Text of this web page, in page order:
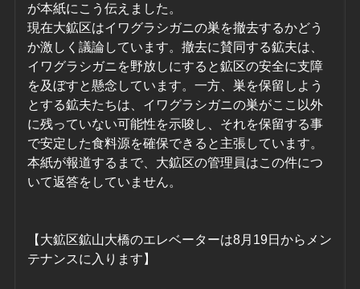
が本紙にこう伝えました。
現在大鉱区はイワグラシガニの巣を撤去するかどう
か激しく議論しています。撤去に賛同する鉱夫は、
イワグラシガニを野放しにすると鉱区の安全に支障
を及ぼすと懸念しています。一方、巣を保留しよう
とする鉱夫たちは、イワグラシガニの巣がここ以外
に残っていない可能性を示唆し、それを保留する事
で安定した食料源を確保できると主張しています。
本紙が報道するまで、大鉱区の管理員はこの件につ
いて返答をしていません。
【大鉱区鉱山大橋のエレベーターは8月19日からメン
テナンスに入ります】